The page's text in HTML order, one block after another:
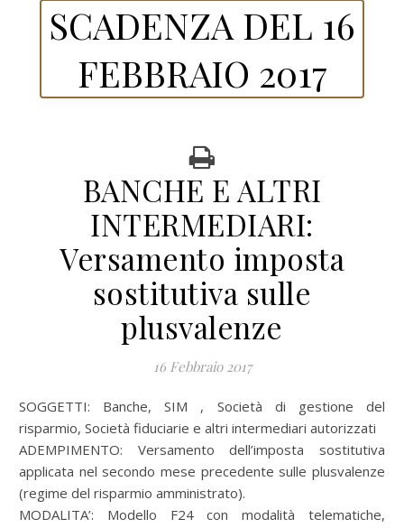
SCADENZA DEL 16
FEBBRAIO 2017
BANCHE E ALTRI
INTERMEDIARI:
Versamento imposta
sostitutiva sulle
plusvalenze
16 Febbraio 2017
SOGGETTI: Banche, SIM , Società di gestione del
risparmio, Società fiduciarie e altri intermediari autorizzati
ADEMPIMENTO: Versamento dell’imposta sostitutiva
applicata nel secondo mese precedente sulle plusvalenze
(regime del risparmio amministrato).
MODALITA’: Modello F24 con modalità telematiche,